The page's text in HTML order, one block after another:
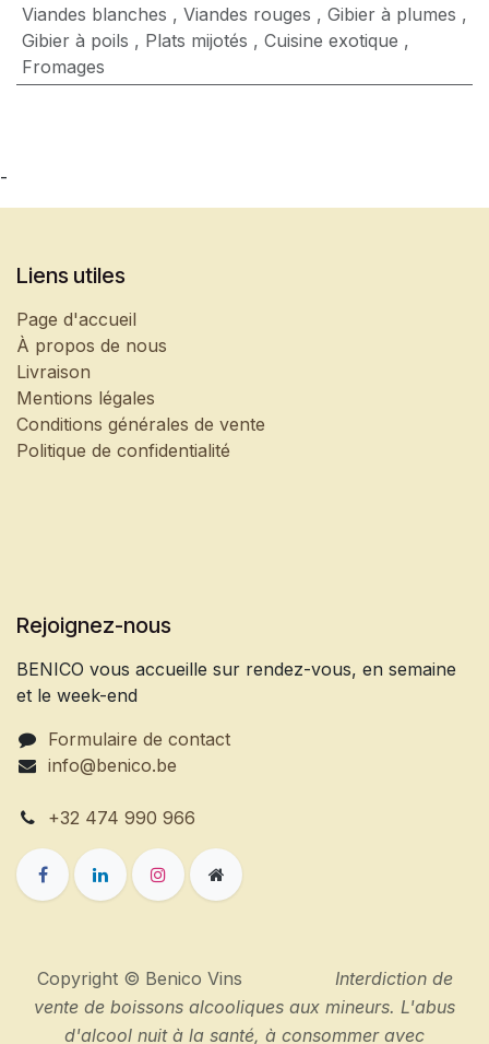
Viandes blanches , Viandes rouges , Gibier à plumes ,
Gibier à poils , Plats mijotés , Cuisine exotique ,
Fromages
-
Liens utiles
Page d'accueil
À propos de nous
Livraison
Mentions légales
Conditions générales de vente
Politique de confidentialité
Rejoignez-nous
BENICO vous accueille sur rendez-vous, en semaine
et le week-end
Formulaire de contact
info@benico.be
+32 474 990 966
Copyright © Benico Vins Interdiction de
vente de boissons alcooliques aux mineurs. L'abus
d'alcool nuit à la santé, à consommer avec